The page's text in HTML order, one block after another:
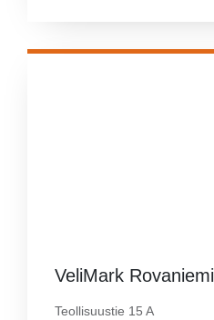
VeliMark Rovaniemi
Teollisuustie 15 A